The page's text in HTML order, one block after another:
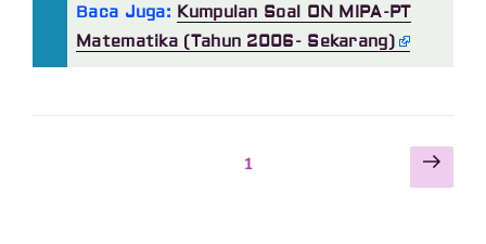
Baca Juga: Kumpulan Soal ON MIPA-PT
Matematika (Tahun 2006- Sekarang)
Laman1